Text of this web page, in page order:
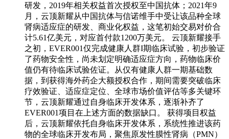
研发，2019年相关权益首次授权至中国抗体；2021年9
月，云顶新耀从中国抗体与信诺维手中受让该品种全球
肾病适应症的研发、商业化权益，这笔初始交易对价合
计5.61亿美元，对应首付款1200万美元。 云顶新耀接手
之初，EVER001仅完成健康人群I期临床试验，初步验证
了药物安全性，尚未划定明确适应症方向，药物临床价
值仍有待临床试验佐证。从仅有健康人群一期基础数
据，到获得海外药企大额授权合作，期间需要突破临床
疗效验证、适应症定位、全球市场价值评估等多关键环
节，云顶新耀通过自身临床开发体系，逐渐补齐了
EVER001项目在上述方面的数据缺口。 获得项目权益
后，云顶新耀依托自身临床开发体系，系统性推进该药
物的全球临床开发布局，聚焦原发性膜性肾病（PMN）